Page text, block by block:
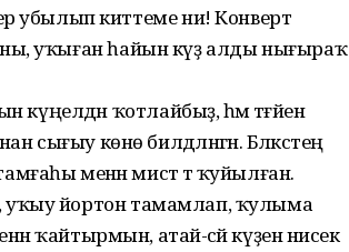
убылып киттеме ни! Конверт
уҡыны, уҡыған һайын күҙ алды нығыраҡ
күңелдән ҡотлайбыҙ, һәм тәғәйен
көнө билдәләнгән. Бәләкәстең
менән мисәт тә ҡуйылған.
уҡыу йортон тамамлап, ҡулыма
ҡайтырмын, атай-әсәй күҙенә нисек